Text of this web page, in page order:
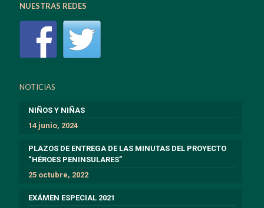
NUESTRAS REDES
NOTICIAS
NIÑOS Y NIÑAS
14 junio, 2024
PLAZOS DE ENTREGA DE LAS MINUTAS DEL PROYECTO
“HÉROES PENINSULARES”
25 octubre, 2022
EXÁMEN ESPECIAL 2021